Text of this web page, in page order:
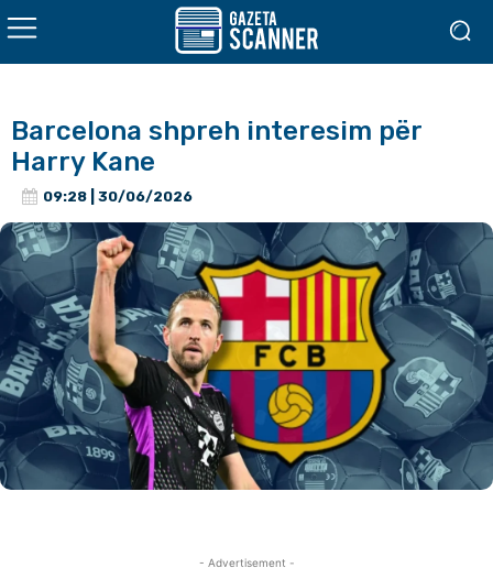
Barcelona shpreh interesim për
Harry Kane
09:28 | 30/06/2026
- Advertisement -